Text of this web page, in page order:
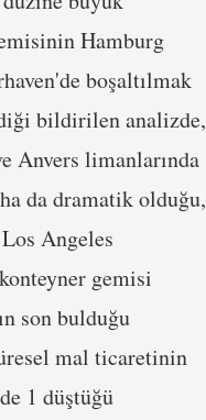
Hamburg
boşaltılmak
bildirilen analizde,
Anvers limanlarında
da dramatik olduğu,
Angeles
gemisi
son bulduğu
mal ticaretinin
1 düştüğü